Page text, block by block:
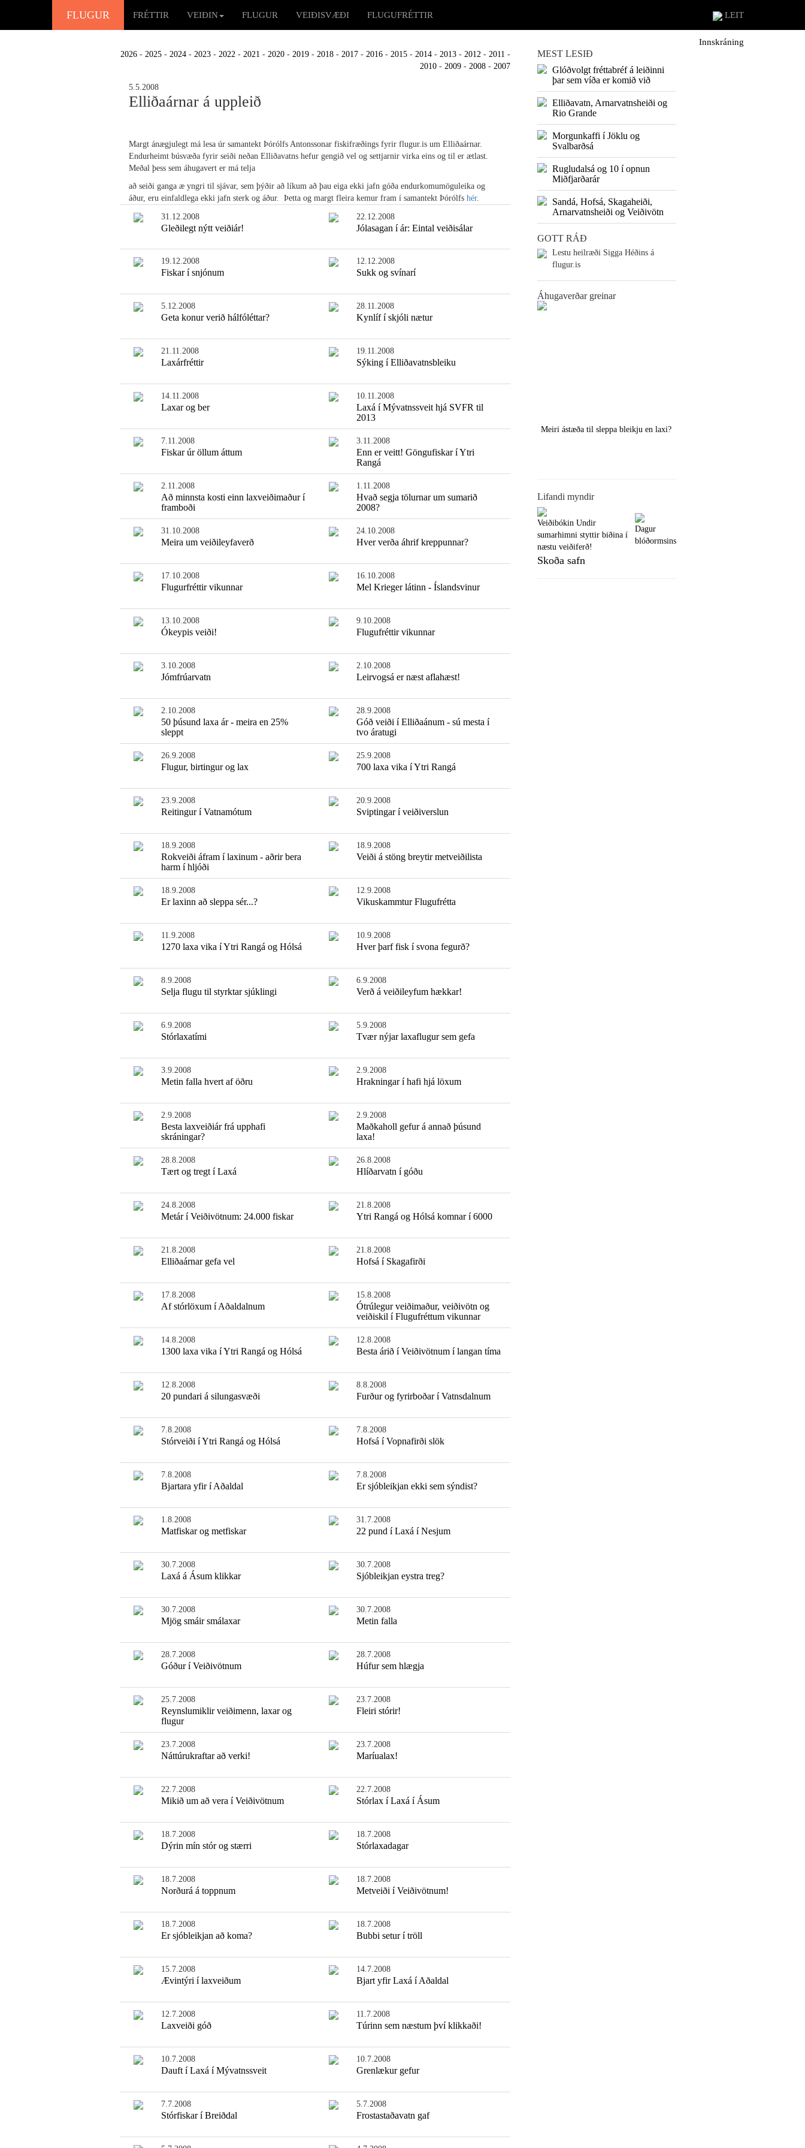
FLUGUR FRÉTTIR VEIÐIN FLUGUR VEIÐISVÆÐI FLUGUFRÉTTIR LEIT
Innskráning
2026 - 2025 - 2024 - 2023 - 2022 - 2021 - 2020 - 2019 - 2018 - 2017 - 2016 - 2015 - 2014 - 2013 - 2012 - 2011 -
2010 - 2009 - 2008 - 2007
5.5.2008
Elliðaárnar á uppleið
Margt ánægjulegt má lesa úr samantekt Þórólfs Antonssonar fiskifræðings fyrir flugur.is um Elliðaárnar.
Endurheimt búsvæða fyrir seiði neðan Elliðavatns hefur gengið vel og settjarnir virka eins og til er ætlast.
Meðal þess sem áhugavert er má telja
að seiði ganga æ yngri til sjávar, sem þýðir að líkum að þau eiga ekki jafn góða endurkomumöguleika og
áður, eru einfaldlega ekki jafn sterk og áður. Þetta og margt fleira kemur fram í samantekt Þórólfs hér.
31.12.2008
Gleðilegt nýtt veiðiár!
22.12.2008
Jólasagan í ár: Eintal veiðisálar
19.12.2008
Fiskar í snjónum
12.12.2008
Sukk og svínarí
5.12.2008
Geta konur verið hálfóléttar?
28.11.2008
Kynlíf í skjóli nætur
21.11.2008
Laxárfréttir
19.11.2008
Sýking í Elliðavatnsbleiku
14.11.2008
Laxar og ber
10.11.2008
Laxá í Mývatnssveit hjá SVFR til
2013
7.11.2008
Fiskar úr öllum áttum
3.11.2008
Enn er veitt! Göngufiskar í Ytri
Rangá
2.11.2008
Að minnsta kosti einn laxveiðimaður í
framboði
1.11.2008
Hvað segja tölurnar um sumarið
2008?
31.10.2008
Meira um veiðileyfaverð
24.10.2008
Hver verða áhrif kreppunnar?
17.10.2008
Flugurfréttir vikunnar
16.10.2008
Mel Krieger látinn - Íslandsvinur
13.10.2008
Ókeypis veiði!
9.10.2008
Flugufréttir vikunnar
3.10.2008
Jómfrúarvatn
2.10.2008
Leirvogsá er næst aflahæst!
2.10.2008
50 þúsund laxa ár - meira en 25%
sleppt
28.9.2008
Góð veiði í Elliðaánum - sú mesta í
tvo áratugi
26.9.2008
Flugur, birtingur og lax
25.9.2008
700 laxa vika í Ytri Rangá
23.9.2008
Reitingur í Vatnamótum
20.9.2008
Sviptingar í veiðiverslun
18.9.2008
Rokveiði áfram í laxinum - aðrir bera
harm í hljóði
18.9.2008
Veiði á stöng breytir metveiðilista
18.9.2008
Er laxinn að sleppa sér...?
12.9.2008
Vikuskammtur Flugufrétta
11.9.2008
1270 laxa vika í Ytri Rangá og Hólsá
10.9.2008
Hver þarf fisk í svona fegurð?
8.9.2008
Selja flugu til styrktar sjúklingi
6.9.2008
Verð á veiðileyfum hækkar!
6.9.2008
Stórlaxatími
5.9.2008
Tvær nýjar laxaflugur sem gefa
3.9.2008
Metin falla hvert af öðru
2.9.2008
Hrakningar í hafi hjá löxum
2.9.2008
Besta laxveiðiár frá upphafi
skráningar?
2.9.2008
Maðkaholl gefur á annað þúsund
laxa!
28.8.2008
Tært og tregt í Laxá
26.8.2008
Hlíðarvatn í góðu
24.8.2008
Metár í Veiðivötnum: 24.000 fiskar
21.8.2008
Ytri Rangá og Hólsá komnar í 6000
21.8.2008
Elliðaárnar gefa vel
21.8.2008
Hofsá í Skagafirði
17.8.2008
Af stórlöxum í Aðaldalnum
15.8.2008
Ótrúlegur veiðimaður, veiðivötn og
veiðiskil í Flugufréttum vikunnar
14.8.2008
1300 laxa vika í Ytri Rangá og Hólsá
12.8.2008
Besta árið í Veiðivötnum í langan tíma
12.8.2008
20 pundari á silungasvæði
8.8.2008
Furður og fyrirboðar í Vatnsdalnum
7.8.2008
Stórveiði í Ytri Rangá og Hólsá
7.8.2008
Hofsá í Vopnafirði slök
7.8.2008
Bjartara yfir í Aðaldal
7.8.2008
Er sjóbleikjan ekki sem sýndist?
1.8.2008
Matfiskar og metfiskar
31.7.2008
22 pund í Laxá í Nesjum
30.7.2008
Laxá á Ásum klikkar
30.7.2008
Sjóbleikjan eystra treg?
30.7.2008
Mjög smáir smálaxar
30.7.2008
Metin falla
28.7.2008
Góður í Veiðivötnum
28.7.2008
Húfur sem hlægja
25.7.2008
Reynslumiklir veiðimenn, laxar og
flugur
23.7.2008
Fleiri stórir!
23.7.2008
Náttúrukraftar að verki!
23.7.2008
Maríualax!
22.7.2008
Mikið um að vera í Veiðivötnum
22.7.2008
Stórlax í Laxá í Ásum
18.7.2008
Dýrin mín stór og stærri
18.7.2008
Stórlaxadagar
18.7.2008
Norðurá á toppnum
18.7.2008
Metveiði í Veiðivötnum!
18.7.2008
Er sjóbleikjan að koma?
18.7.2008
Bubbi setur í tröll
15.7.2008
Ævintýri í laxveiðum
14.7.2008
Bjart yfir Laxá í Aðaldal
12.7.2008
Laxveiði góð
11.7.2008
Túrinn sem næstum því klikkaði!
10.7.2008
Dauft í Laxá í Mývatnssveit
10.7.2008
Grenlækur gefur
7.7.2008
Stórfiskar í Breiðdal
5.7.2008
Frostastaðavatn gaf
MEST LESIÐ
Glóðvolgt fréttabréf á leiðinni
þar sem víða er komið við
Elliðavatn, Arnarvatnsheiði og
Rio Grande
Morgunkaffi í Jöklu og
Svalbarðsá
Rugludalsá og 10 í opnun
Miðfjarðarár
Sandá, Hofsá, Skagaheiði,
Arnarvatnsheiði og Veiðivötn
GOTT RÁÐ
Lestu heilræði Sigga Héðins á
flugur.is
Áhugaverðar greinar
Einfaldasta fiskisúpan Meiri ástæða til sleppa bleikju en laxi?
Lifandi myndir
Veiðibókin Undir
sumarhimni styttir biðina í
næstu veiðiferð!
Dagur
blóðormsins
Skoða safn